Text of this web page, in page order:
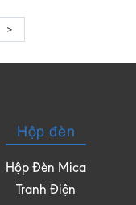
>
Hộp đèn
Hộp Đèn Mica
Tranh Điện